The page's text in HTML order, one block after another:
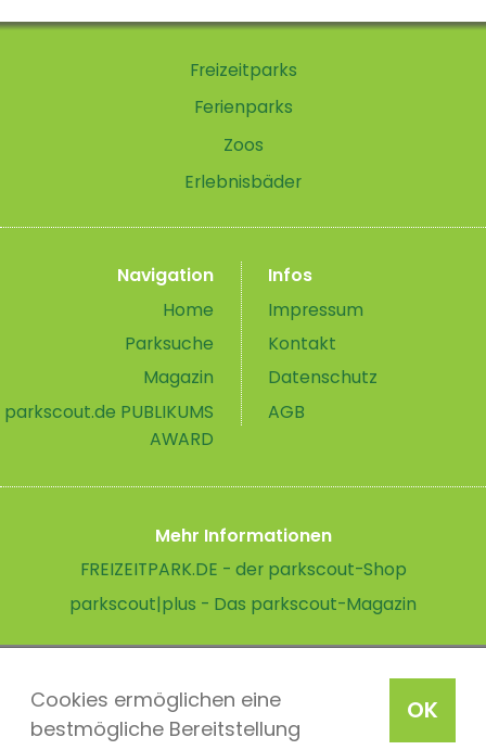
OK
Cookies ermöglichen eine
bestmögliche Bereitstellung
Freizeitparks
Ferienparks
Zoos
Erlebnisbäder
Navigation
Home
Parksuche
Magazin
parkscout.de PUBLIKUMS
AWARD
Infos
Impressum
Kontakt
Datenschutz
AGB
Mehr Informationen
FREIZEITPARK.DE - der parkscout-Shop
parkscout|plus - Das parkscout-Magazin